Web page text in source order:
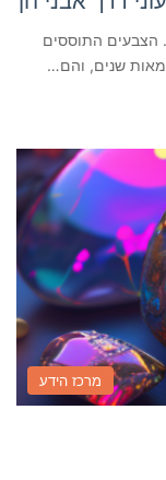
הצבעים התוססים
שנים, והם…
מרכז הידע